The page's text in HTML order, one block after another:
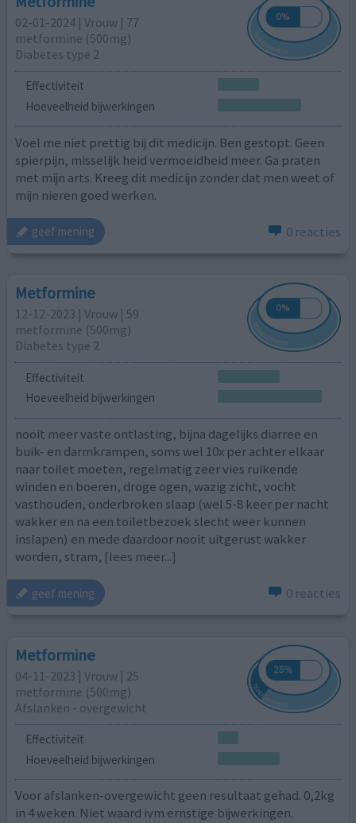
02-01-2024 | Vrouw | 77
metformine (500mg)
Diabetes type 2
Effectiviteit
Hoeveelheid bijwerkingen
Voel me niet prettig bij dit medicijn. Ben gestopt. Geen
spierpijn, misselijk heid vermoeidheid meer. Ga praten
met mijn arts. Kreeg dit medicijn zonder dat men weet of
mijn nieren goed werken.
geef mening 0 reacties
Metformine
12-12-2023 | Vrouw | 59
metformine (500mg)
Diabetes type 2
Effectiviteit
Hoeveelheid bijwerkingen
nooit meer vaste ontlasting, bijna dagelijks diarree en
buik- en darmkrampen, soms wel 10x per achter elkaar
naar toilet moeten, regelmatig zeer vies ruikende
winden en boeren, droge ogen, wazig zicht, vocht
vasthouden, onderbroken slaap (wel 5-8 keer per nacht
wakker en na een toiletbezoek slecht weer kunnen
inslapen) en mede daardoor nooit uitgerust wakker
worden, stram, [lees meer...]
geef mening 0 reacties
Metformine
04-11-2023 | Vrouw | 25
metformine (500mg)
Afslanken - overgewicht
Effectiviteit
Hoeveelheid bijwerkingen
Voor afslanken-overgewicht geen resultaat gehad. 0,2kg
in 4 weken. Niet waard ivm ernstige bijwerkingen.